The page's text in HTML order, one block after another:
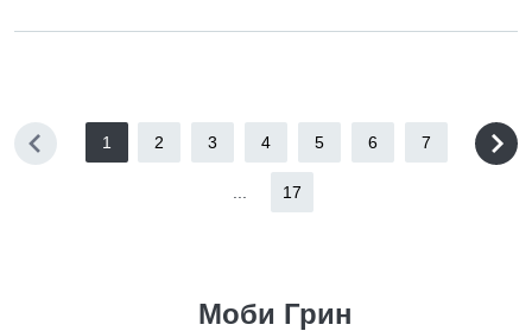
1 2 3 4 5 6 7
17
Моби Грин